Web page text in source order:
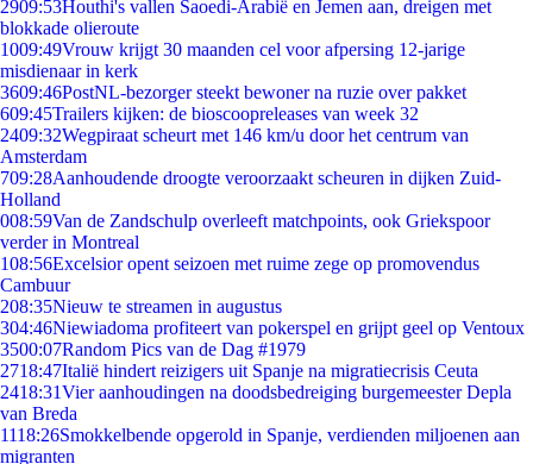
2909:53Houthi's vallen Saoedi-Arabië en Jemen aan, dreigen met
blokkade olieroute
1009:49Vrouw krijgt 30 maanden cel voor afpersing 12-jarige
misdienaar in kerk
3609:46PostNL-bezorger steekt bewoner na ruzie over pakket
609:45Trailers kijken: de bioscoopreleases van week 32
2409:32Wegpiraat scheurt met 146 km/u door het centrum van
Amsterdam
709:28Aanhoudende droogte veroorzaakt scheuren in dijken Zuid-
Holland
008:59Van de Zandschulp overleeft matchpoints, ook Griekspoor
verder in Montreal
108:56Excelsior opent seizoen met ruime zege op promovendus
Cambuur
208:35Nieuw te streamen in augustus
304:46Niewiadoma profiteert van pokerspel en grijpt geel op Ventoux
3500:07Random Pics van de Dag #1979
2718:47Italië hindert reizigers uit Spanje na migratiecrisis Ceuta
2418:31Vier aanhoudingen na doodsbedreiging burgemeester Depla
van Breda
1118:26Smokkelbende opgerold in Spanje, verdienden miljoenen aan
migranten